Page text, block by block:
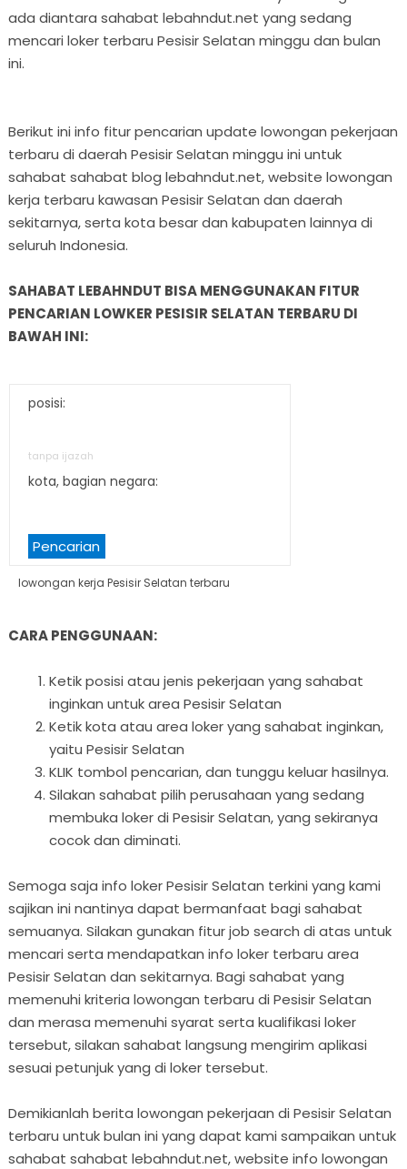
ada diantara sahabat lebahndut.net yang sedang
mencari loker terbaru Pesisir Selatan minggu dan bulan
ini.
Berikut ini info fitur pencarian update lowongan pekerjaan
terbaru di daerah Pesisir Selatan minggu ini untuk
sahabat sahabat blog lebahndut.net, website lowongan
kerja terbaru kawasan Pesisir Selatan dan daerah
sekitarnya, serta kota besar dan kabupaten lainnya di
seluruh Indonesia.
SAHABAT LEBAHNDUT BISA MENGGUNAKAN FITUR
PENCARIAN LOWKER PESISIR SELATAN TERBARU DI
BAWAH INI:
posisi:
tanpa ijazah
kota, bagian negara:
Pencarian
lowongan kerja Pesisir Selatan terbaru
CARA PENGGUNAAN:
Ketik posisi atau jenis pekerjaan yang sahabat
inginkan untuk area Pesisir Selatan
Ketik kota atau area loker yang sahabat inginkan,
yaitu Pesisir Selatan
KLIK tombol pencarian, dan tunggu keluar hasilnya.
Silakan sahabat pilih perusahaan yang sedang
membuka loker di Pesisir Selatan, yang sekiranya
cocok dan diminati.
Semoga saja info loker Pesisir Selatan terkini yang kami
sajikan ini nantinya dapat bermanfaat bagi sahabat
semuanya. Silakan gunakan fitur job search di atas untuk
mencari serta mendapatkan info loker terbaru area
Pesisir Selatan dan sekitarnya. Bagi sahabat yang
memenuhi kriteria lowongan terbaru di Pesisir Selatan
dan merasa memenuhi syarat serta kualifikasi loker
tersebut, silakan sahabat langsung mengirim aplikasi
sesuai petunjuk yang di loker tersebut.
Demikianlah berita lowongan pekerjaan di Pesisir Selatan
terbaru untuk bulan ini yang dapat kami sampaikan untuk
sahabat sahabat lebahndut.net, website info lowongan